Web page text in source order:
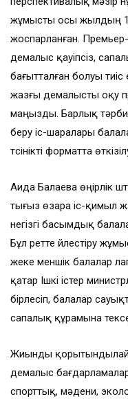
жұмысты осы жылдың
жоспарланған.
демалыс қауіпсіз,
бағытталған болуы тиіс
жазғы демалысты оқу
маңызды. Барлық
беру іс-шаралары
түсінікті форматта
Аида Балаева өңірлік
тығыз өзара іс-қимыл
негізгі басымдық
Бұл ретте үйлестіру
жеке меншік балалар
қатар Ішкі істер
бірлесіп, балалар
сапалық құрамына
Жиынды қорытындылай
демалыс
спорттық, мәдени,